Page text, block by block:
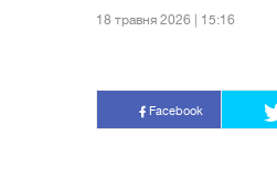
18 травня 2026 | 15:16
Facebook